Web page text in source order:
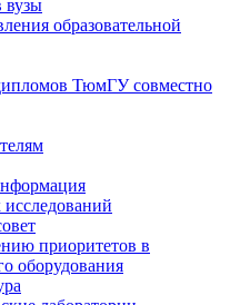
вузы
образовательной
ТюмГУ совместно
приоритетов в
оборудования